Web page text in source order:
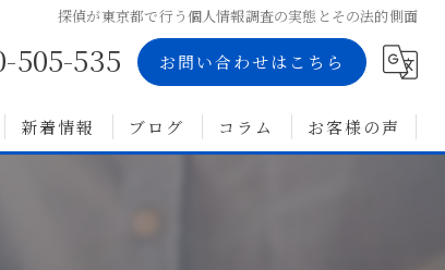
探偵が東京都で行う個人情報調査の実態とその法的側面
505-535 お問い合わせはこちら
新着情報 ブログ コラム お客様の声